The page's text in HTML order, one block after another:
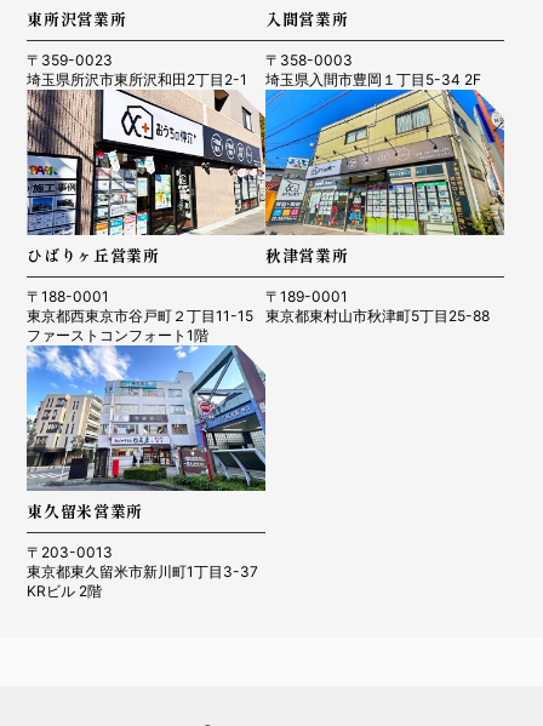
東所沢営業所
〒359-0023
埼玉県所沢市東所沢和田2丁目2-1
入間営業所
〒358-0003
埼玉県入間市豊岡１丁目5-34 2F
ひばりヶ丘営業所
〒188-0001
東京都西東京市谷戸町２丁目11-15
ファーストコンフォート1階
秋津営業所
〒189-0001
東京都東村山市秋津町5丁目25-88
東久留米営業所
〒203-0013
東京都東久留米市新川町1丁目3-37
KRビル 2階